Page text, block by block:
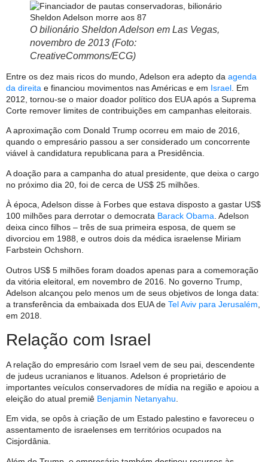
O bilionário Sheldon Adelson em Las Vegas,
novembro de 2013 (Foto:
CreativeCommons/ECG)
Entre os dez mais ricos do mundo, Adelson era adepto da agenda
da direita e financiou movimentos nas Américas e em Israel . Em
2012, tornou-se o maior doador político dos EUA após a Suprema
Corte remover limites de contribuições em campanhas eleitorais.
A aproximação com Donald Trump ocorreu em maio de 2016,
quando o empresário passou a ser considerado um concorrente
viável à candidatura republicana para a Presidência.
A doação para a campanha do atual presidente, que deixa o cargo
no próximo dia 20, foi de cerca de US$ 25 milhões.
À época, Adelson disse à Forbes que estava disposto a gastar US$
100 milhões para derrotar o democrata Barack Obama. Adelson
deixa cinco filhos – três de sua primeira esposa, de quem se
divorciou em 1988, e outros dois da médica israelense Miriam
Farbstein Ochshorn.
Outros US$ 5 milhões foram doados apenas para a comemoração
da vitória eleitoral, em novembro de 2016. No governo Trump,
Adelson alcançou pelo menos um de seus objetivos de longa data:
a transferência da embaixada dos EUA de Tel Aviv para Jerusalém
em 2018.
Relação com Israel
A relação do empresário com Israel vem de seu pai, descendente
de judeus ucranianos e lituanos. Adelson é proprietário de
importantes veículos conservadores de mídia na região e apoiou a
eleição do atual premiê Benjamin Netanyahu
Em vida, se opôs à criação de um Estado palestino e favoreceu o
assentamento de israelenses em territórios ocupados na
Cisjordânia.